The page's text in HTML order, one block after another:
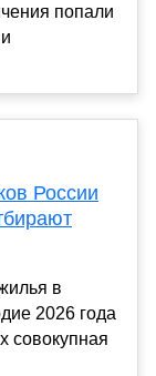
попали
России
в
2026 года
совокупная